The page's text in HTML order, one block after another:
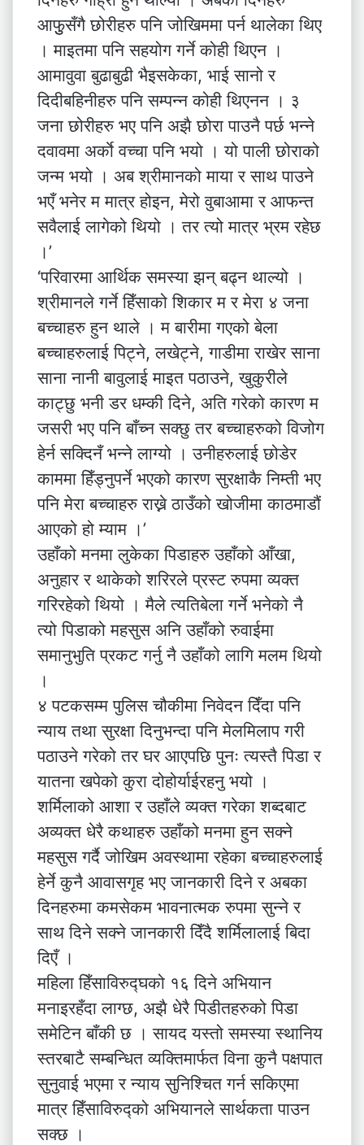
आफुुसँगै छोरीहरु पनि जोखिममा पर्न थालेका थिए
। माइतमा पनि सहयोग गर्ने कोही थिएन ।
आमावुवा बुढाबुढी भैइसकेका, भाई सानो र
दिदीबहिनीहरु पनि सम्पन्न कोही थिएनन । ३
जना छोरीहरु भए पनि अझै छोरा पाउनै पर्छ भन्ने
दवावमा अर्काे वच्चा पनि भयो । यो पाली छोराको
जन्म भयो । अब श्रीमानको माया र साथ पाउने
भएँ भनेर म मात्र होइन, मेरो वुबाआमा र आफन्त
सवैलाई लागेको थियो । तर त्यो मात्र भ्रम रहेछ
।’
‘परिवारमा आर्थिक समस्या झन् बढ्न थाल्यो ।
श्रीमानले गर्ने हिँसाको शिकार म र मेरा ४ जना
बच्चाहरु हुन थाले । म बारीमा गएको बेला
बच्चाहरुलाई पिट्ने, लखेट्ने, गाडीमा राखेर साना
साना नानी बावुलाई माइत पठाउने, खुकुरीले
काट्छु भनी डर धम्की दिने, अति गरेको कारण म
जसरी भए पनि बाँच्न सक्छु तर बच्चाहरुको विजोग
हेर्न सक्दिनँ भन्ने लाग्यो । उनीहरुलाई छोडेर
काममा हिँड्नुपर्ने भएको कारण सुरक्षाकै निम्ती भए
पनि मेरा बच्चाहरु राख्ने ठाउँको खोजीमा काठमाडौं
आएको हो म्याम ।’
उहाँको मनमा लुकेका पिडाहरु उहाँको आँखा,
अनुहार र थाकेको शरिरले प्रस्ट रुपमा व्यक्त
गरिरहेको थियो । मैले त्यतिबेला गर्ने भनेको नै
त्यो पिडाको महसुस अनि उहाँको रुवाईमा
समानुभुति प्रकट गर्नु नै उहाँको लागि मलम थियो
।
४ पटकसम्म पुलिस चौकीमा निवेदन दिँदा पनि
न्याय तथा सुरक्षा दिनुभन्दा पनि मेलमिलाप गरी
पठाउने गरेको तर घर आएपछि पुनः त्यस्तै पिडा र
यातना खपेको कुरा दोहोर्याईरहनु भयो ।
शर्मिलाको आशा र उहाँले व्यक्त गरेका शब्दबाट
अव्यक्त धेरै कथाहरु उहाँको मनमा हुन सक्ने
महसुस गर्दै जोखिम अवस्थामा रहेका बच्चाहरुलाई
हेर्ने कुनै आवासगृह भए जानकारी दिने र अबका
दिनहरुमा कमसेकम भावनात्मक रुपमा सुन्ने र
साथ दिने सक्ने जानकारी दिँदै शर्मिलालाई बिदा
दिएँ ।
महिला हिँसाविरुद्घको १६ दिने अभियान
मनाइरहँदा लाग्छ, अझै धेरै पिडीतहरुको पिडा
समेटिन बाँकी छ । सायद यस्तो समस्या स्थानिय
स्तरबाटै सम्बन्धित व्यक्तिमार्फत विना कुनै पक्षपात
सुनुवाई भएमा र न्याय सुनिश्चित गर्न सकिएमा
मात्र हिँसाविरुद्को अभियानले सार्थकता पाउन
सक्छ ।